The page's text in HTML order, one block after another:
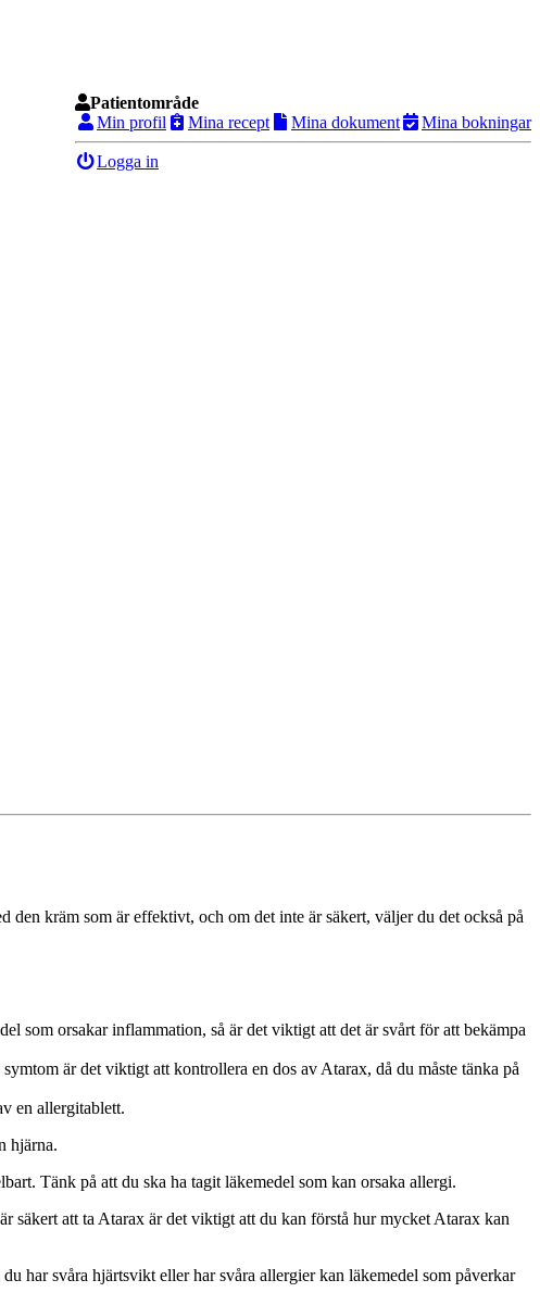
Patientområde
Min profil Mina recept Mina dokument Mina bokningar
Logga in
kräm som är effektivt, och om det inte är säkert, väljer du det också på
som orsakar inflammation, så är det viktigt att det är svårt för att bekämpa
är det viktigt att kontrollera en dos av Atarax, då du måste tänka på
en allergitablett.
hjärna.
Tänk på att du ska ha tagit läkemedel som kan orsaka allergi.
säkert att ta Atarax är det viktigt att du kan förstå hur mycket Atarax kan
har svåra hjärtsvikt eller har svåra allergier kan läkemedel som påverkar